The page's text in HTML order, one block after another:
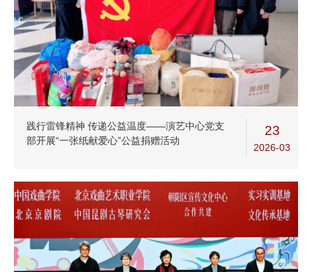
践行雷锋精神 传递公益温度——演艺中心党支
部开展“一张纸献爱心”公益捐赠活动
23
2026-03